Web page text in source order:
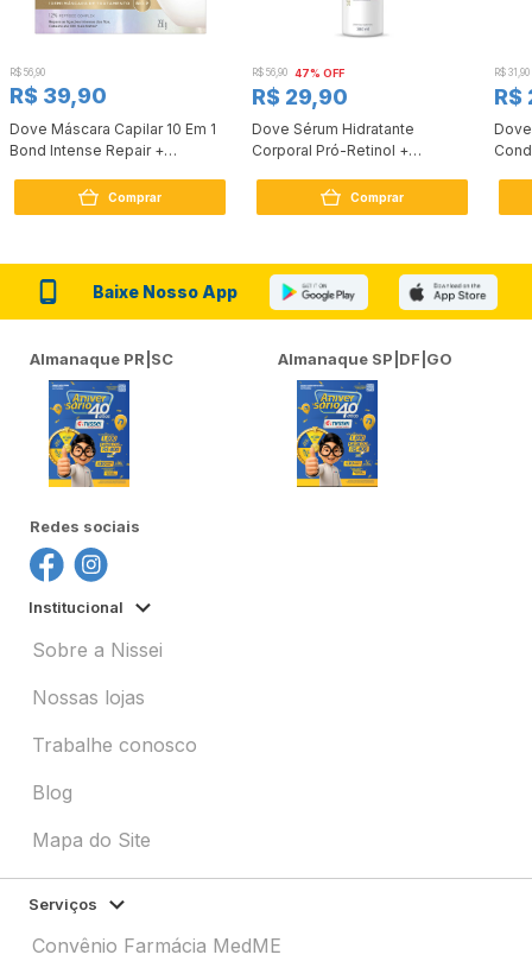
R$ 56,90
R$ 39,90
Dove Máscara Capilar 10 Em 1
Bond Intense Repair +
Comprar
R$ 56,90 47% OFF
R$ 29,90
Dove Sérum Hidratante
Corporal Pró-Retinol +
Comprar
R$ 31,90
R$
Baixe Nosso App
Almanaque PR|SC Almanaque SP|DF|GO
Redes sociais
Institucional
Sobre a Nissei
Nossas lojas
Trabalhe conosco
Blog
Mapa do Site
Serviços
Convênio Farmácia MedME